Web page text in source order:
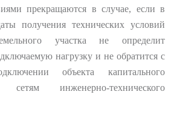
прекращаются в случае, если в
получения технических условий
участка не определит
нагрузку и не обратится с
объекта капитального
инженерно-технического